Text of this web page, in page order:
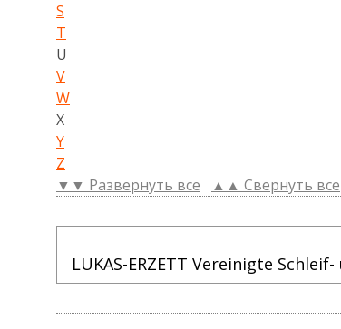
S
T
U
V
W
X
Y
Z
▼▼ Развернуть все
▲▲ Свернуть все
LUKAS-ERZETT Vereinigte